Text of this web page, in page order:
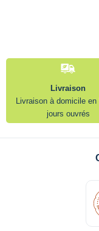
Livraison
Livraison à domicile en
jours ouvrés